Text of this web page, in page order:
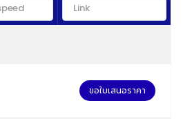
ขอใบเสนอราคา